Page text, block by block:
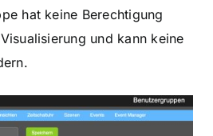
hat keine Berechtigung
und kann keine